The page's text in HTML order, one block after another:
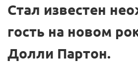
Стал известен
гость на новом
Долли Партон.